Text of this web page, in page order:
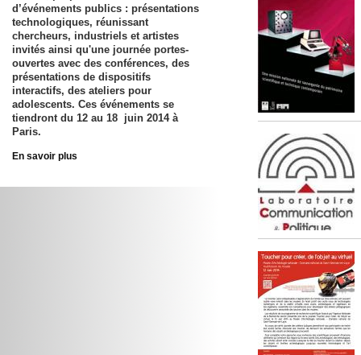
d’événements publics : présentations
technologiques, réunissant
chercheurs, industriels et artistes
invités ainsi qu'une journée portes-
ouvertes avec des conférences, des
présentations de dispositifs
interactifs, des ateliers pour
adolescents. Ces événements se
tiendront du 12 au 18 juin 2014à
Paris.
En savoir plus